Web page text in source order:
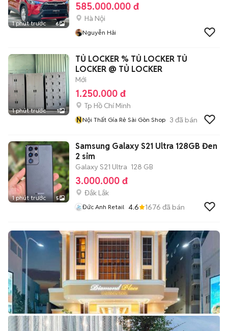
1 phút trước 6
585.000.000 đ
Hà Nội
Nguyễn Hải
1 phút trước 1
TỦ LOCKER % TỦ LOCKER TỦ
LOCKER @ TỦ LOCKER
Mới
1.250.000 đ
Tp Hồ Chí Minh
NNội Thất Gía Rẻ Sài Gòn Shop 3 đã bán
1 phút trước 5
Samsung Galaxy S21 Ultra 128GB Đen
2 sim
Galaxy S21 Ultra 128 GB
3.000.000 đ
Đắk Lắk
Đức Anh Retail 4.6 1676 đã bán